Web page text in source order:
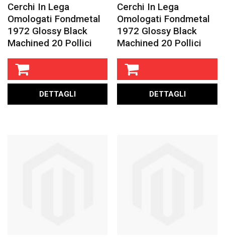
Cerchi In Lega
Omologati Fondmetal
1972 Glossy Black
Machined 20 Pollici
DETTAGLI
Cerchi In Lega
Omologati Fondmetal
1972 Glossy Black
Machined 20 Pollici
DETTAGLI